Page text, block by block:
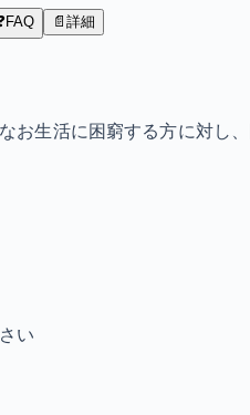
FAQ 📄 詳細
お生活に困窮する方に対し
い